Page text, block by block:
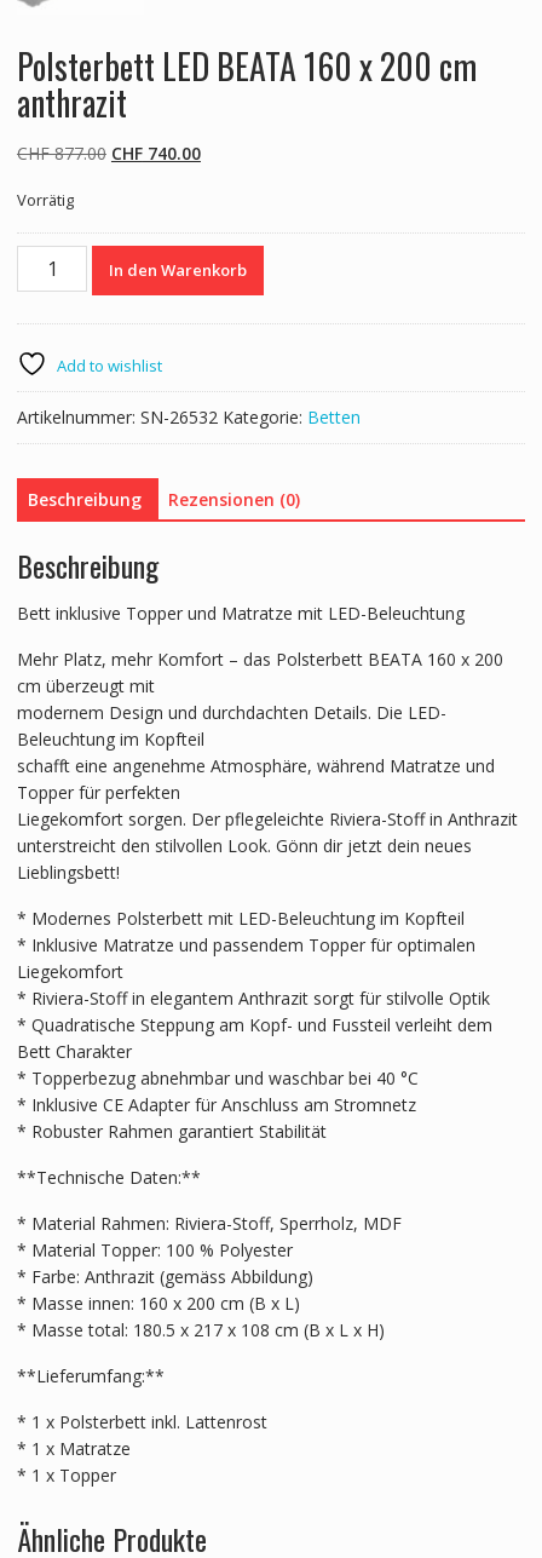
Polsterbett LED BEATA 160 x 200 cm
anthrazit
CHF877.00 Ursprünglicher
CHF 877.00
CHF740.00Aktueller
CHF 740.00.
Vorrätig
Polsterbett
x
200
cm
anthrazit
In den Warenkorb
Add to wishlist
Artikelnummer: SN-26532 Kategorie: Betten
Beschreibung Rezensionen (0)
Beschreibung
Bett inklusive Topper und Matratze mit LED-Beleuchtung
Mehr Platz, mehr Komfort – das Polsterbett BEATA 160 x 200
cm überzeugt mit
modernem Design und durchdachten Details. Die LED-
Beleuchtung im Kopfteil
schafft eine angenehme Atmosphäre, während Matratze und
Topper für perfekten
Liegekomfort sorgen. Der pflegeleichte Riviera-Stoff in Anthrazit
unterstreicht den stilvollen Look. Gönn dir jetzt dein neues
Lieblingsbett!
* Modernes Polsterbett mit LED-Beleuchtung im Kopfteil
* Inklusive Matratze und passendem Topper für optimalen
Liegekomfort
* Riviera-Stoff in elegantem Anthrazit sorgt für stilvolle Optik
* Quadratische Steppung am Kopf- und Fussteil verleiht dem
Bett Charakter
* Topperbezug abnehmbar und waschbar bei 40 °C
* Inklusive CE Adapter für Anschluss am Stromnetz
* Robuster Rahmen garantiert Stabilität
**Technische Daten:**
* Material Rahmen: Riviera-Stoff, Sperrholz, MDF
* Material Topper: 100 % Polyester
* Farbe: Anthrazit (gemäss Abbildung)
* Masse innen: 160 x 200 cm (B x L)
* Masse total: 180.5 x 217 x 108 cm (B x L x H)
**Lieferumfang:**
* 1 x Polsterbett inkl. Lattenrost
* 1 x Matratze
* 1 x Topper
Ähnliche Produkte